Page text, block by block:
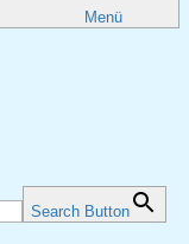
Menü
Search Button